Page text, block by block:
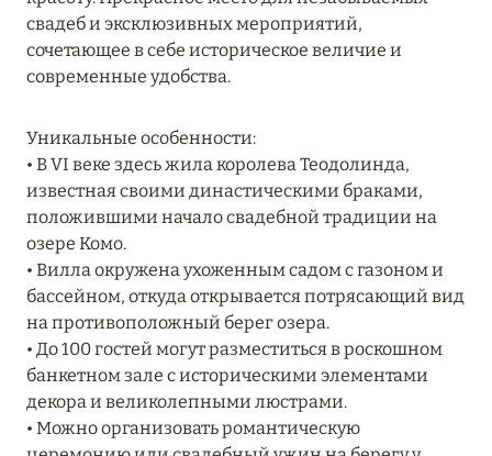
27 сентября 2024
HÔTEL BARRIÈRE LES NEIGES
27 сентября 2024
RIXOS PREMIUM SAADIYAT ISLAND ABU DHABI:
КОНЦЕПЦИЯ «ВСЁ ВКЛЮЧЕНО – ВСЁ
ЭКСКЛЮЗИВНО»
Подробнее
20 августа 2024
ВЫГОДНАЯ АРИФМЕТИКА ОТ ULTIMA GSTAAD
И ULTIMA COURCHEVEL
свадеб и эксклюзивных мероприятий,
сочетающее в себе историческое величие и
современные удобства.
Уникальные особенности:
• В VI веке здесь жила королева Теодолинда,
известная своими династическими браками,
положившими начало свадебной традиции на
озере Комо.
• Вилла окружена ухоженным садом с газоном и
бассейном, откуда открывается потрясающий вид
на противоположный берег озера.
• До 100 гостей могут разместиться в роскошном
банкетном зале с историческими элементами
декора и великолепными люстрами.
• Можно организовать романтическую